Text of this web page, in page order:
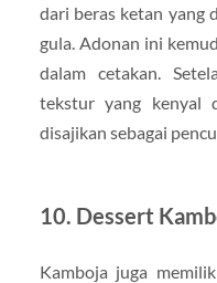
dari beras ketan yang
gula. Adonan ini
dalam cetakan.
tekstur yang kenyal
disajikan sebagai
10. Dessert
Kamboja juga